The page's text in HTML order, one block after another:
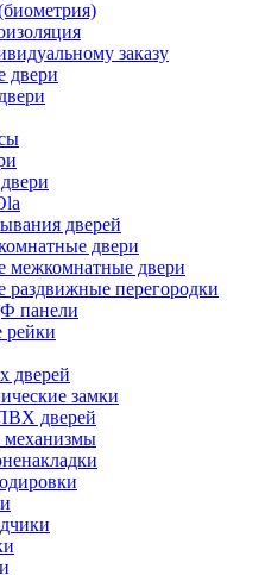
заказу
двери
дверей
двери
двери
перегородки
панели
рейки
дверей
замки
дверей